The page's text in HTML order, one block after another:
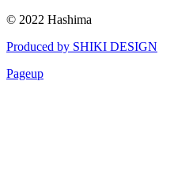
© 2022 Hashima
Produced by SHIKI DESIGN
Pageup